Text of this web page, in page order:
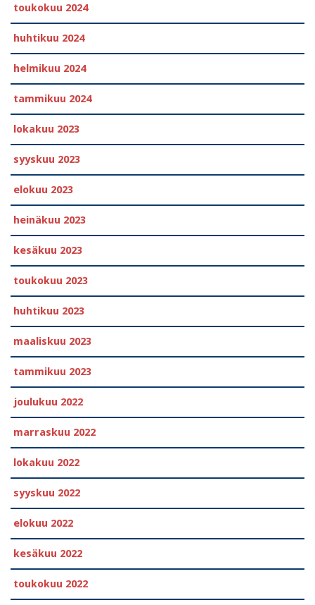
toukokuu 2024
huhtikuu 2024
helmikuu 2024
tammikuu 2024
lokakuu 2023
syyskuu 2023
elokuu 2023
heinäkuu 2023
kesäkuu 2023
toukokuu 2023
huhtikuu 2023
maaliskuu 2023
tammikuu 2023
joulukuu 2022
marraskuu 2022
lokakuu 2022
syyskuu 2022
elokuu 2022
kesäkuu 2022
toukokuu 2022